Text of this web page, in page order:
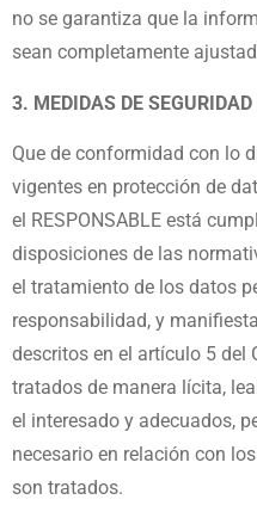
no se garantiza que la
sean completamente
3. MEDIDAS DE SEGURIDAD
Que de conformidad con lo
vigentes en protección de
el RESPONSABLE está
disposiciones de las
el tratamiento de los datos
responsabilidad, y
descritos en el artículo 5 del
tratados de manera lícita,
el interesado y adecuados,
necesario en relación con
son tratados.